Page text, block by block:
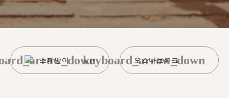
스페인어 오스나브뤼크
keyboard_arrow_down